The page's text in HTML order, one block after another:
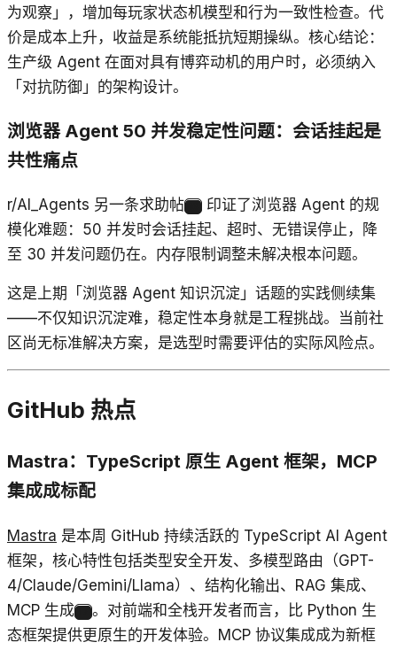
为观察」，增加每玩家状态机模型和行为一致性检查。代
价是成本上升，收益是系统能抵抗短期操纵。核心结论：
生产级 Agent 在面对具有博弈动机的用户时，必须纳入
「对抗防御」的架构设计。
浏览器 Agent 50 并发稳定性问题：会话挂起是
共性痛点
r/AI_Agents 另一条求助帖
印证了浏览器 Agent 的规
模化难题：50 并发时会话挂起、超时、无错误停止，降
至 30 并发问题仍在。内存限制调整未解决根本问题。
这是上期「浏览器 Agent 知识沉淀」话题的实践侧续集
——不仅知识沉淀难，稳定性本身就是工程挑战。当前社
区尚无标准解决方案，是选型时需要评估的实际风险点。
GitHub 热点
Mastra：TypeScript 原生 Agent 框架，MCP
集成成标配
Mastra 是本周 GitHub 持续活跃的 TypeScript AI Agent
框架，核心特性包括类型安全开发、多模型路由（GPT-
4/Claude/Gemini/Llama）、结构化输出、RAG 集成、
MCP 生成
。对前端和全栈开发者而言，比 Python 生
态框架提供更原生的开发体验。MCP 协议集成成为新框